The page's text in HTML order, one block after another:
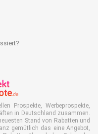
Prospekte, Werbeprospekte,
in Deutschland zusammen.
Stand von Rabatten und
gemütlich das eine Angebot,